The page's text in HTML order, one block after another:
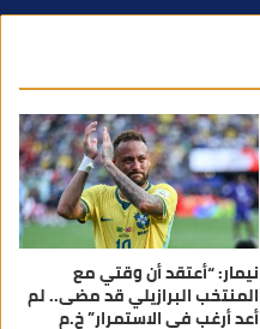
نيمار: “أعتقد أن وقتي مع
المنتخب البرازيلي قد مضى.. لم
أعد أرغب في الاستمرار” خ.م